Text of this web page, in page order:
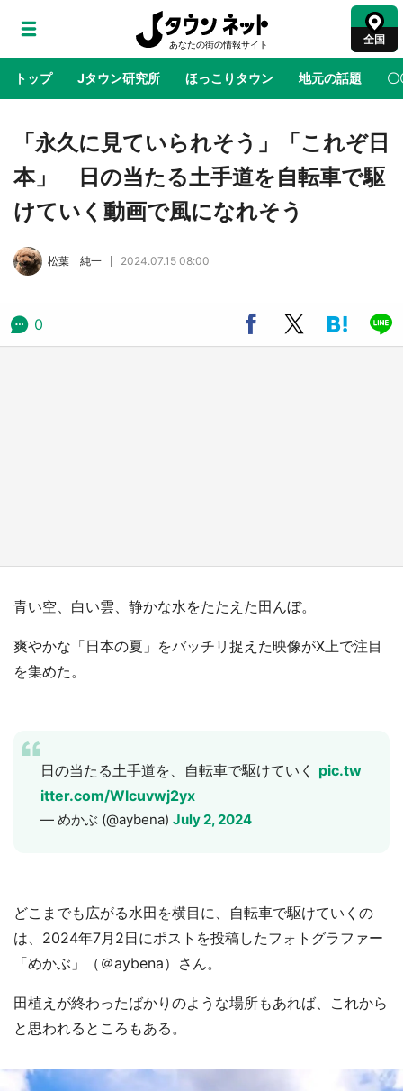
全国
トップ Jタウン研究所 ほっこりタウン 地元の話題 〇
地域×二次元 絶景 あの時はありがとう 物語がはじ
ラプラス・ダークネスが栃木県を征服！？ 県
公式プロモ動画で「聖地」が生産されてます
の「猫猫像」も【8／1～10／26】
「永久に見ていられそう」「これぞ日
本」 日の当たる土手道を自転車で駆
けていく動画で風になれそう
松葉 純一 2024.07.15 08:00
0
青い空、白い雲、静かな水をたたえた田んぼ。
爽やかな「日本の夏」をバッチリ捉えた映像がX上で注目
を集めた。
日の当たる土手道を、自転車で駆けていく pic.tw
itter.com/Wlcuvwj2yx
— めかぶ (@aybena) July 2, 2024
どこまでも広がる水田を横目に、自転車で駆けていくの
は、2024年7月2日にポストを投稿したフォトグラファー
「めかぶ」（＠aybena）さん。
田植えが終わったばかりのような場所もあれば、これから
と思われるところもある。